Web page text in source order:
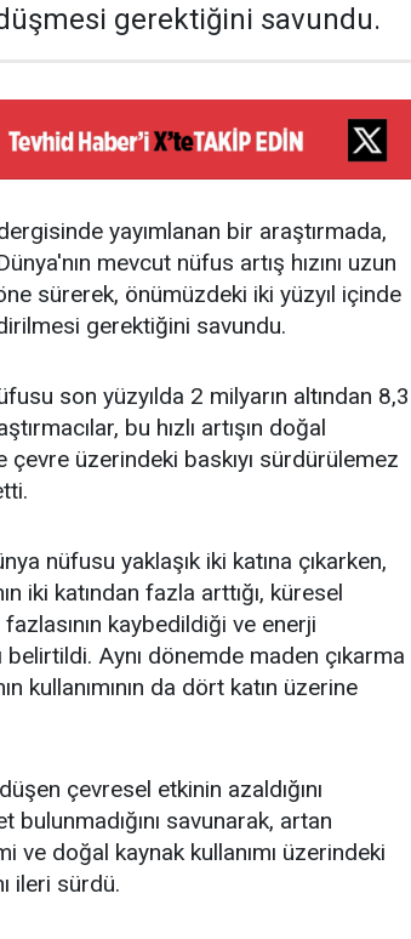
gerektiğini savundu.
yayımlanan bir araştırmada,
mevcut nüfus artış hızını uzun
sürerek, önümüzdeki iki yüzyıl içinde
gerektiğini savundu.
son yüzyılda 2 milyarın altından 8,3
bu hızlı artışın doğal
çevre üzerindeki baskıyı sürdürülemez
nüfusu yaklaşık iki katına çıkarken,
iki katından fazla arttığı, küresel
kaybedildiği ve enerji
belirtildi. Aynı dönemde maden çıkarma
kullanımının da dört katın üzerine
çevresel etkinin azaldığını
savunarak, artan
ve doğal kaynak kullanımı üzerindeki
ileri sürdü.